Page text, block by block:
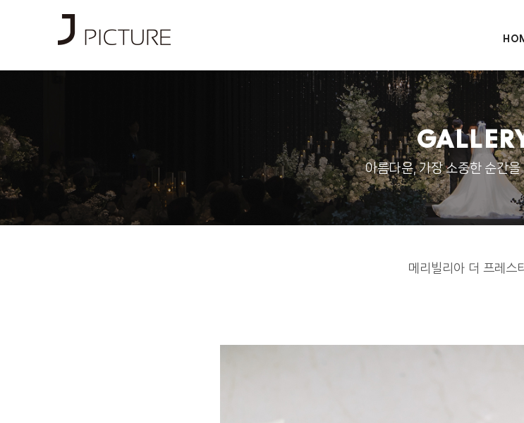
아름다운, 가장 소중한 순간
메리빌리아 더 프레스